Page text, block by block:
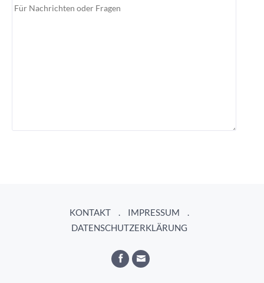
KONTAKT
IMPRESSUM
DATENSCHUTZERKLÄRUNG